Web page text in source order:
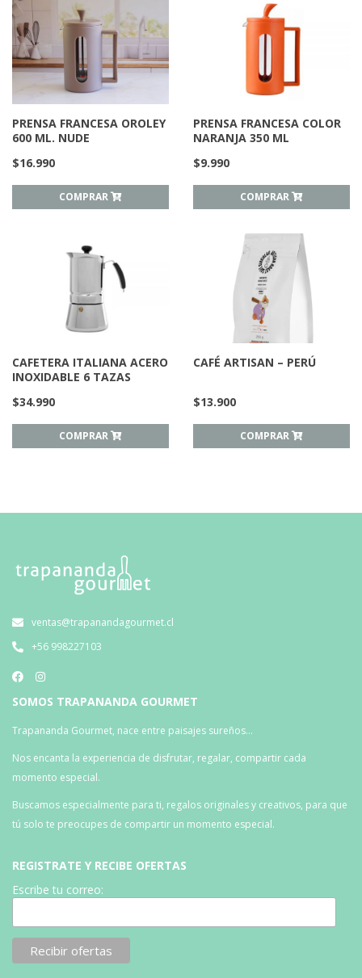
PRENSA FRANCESA OROLEY
600 ML. NUDE
$16.990
COMPRAR
PRENSA FRANCESA COLOR
NARANJA 350 ML
$9.990
COMPRAR
CAFETERA ITALIANA ACERO
INOXIDABLE 6 TAZAS
$34.990
COMPRAR
CAFÉ ARTISAN – PERÚ
$13.900
COMPRAR
ventas@trapanandagourmet.cl
+56 998227103
SOMOS TRAPANANDA GOURMET
Trapananda Gourmet, nace entre paisajes sureños…
Nos encanta la experiencia de disfrutar, regalar, compartir cada
momento especial.
Buscamos especialmente para ti, regalos originales y creativos, para que
tú solo te preocupes de compartir un momento especial.
REGISTRATE Y RECIBE OFERTAS
Escribe tu correo: